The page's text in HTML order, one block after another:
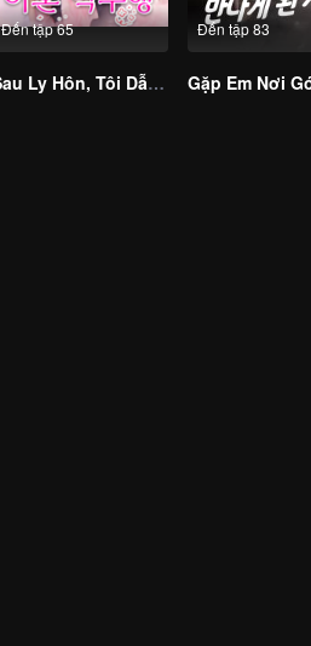
Đến tập 65
Sau Ly Hôn, Tôi Dẫn Bốn Bảo Bối Quậy Tung Nhà Chồng Cũ (Bản Hàn)
Đến tập 83